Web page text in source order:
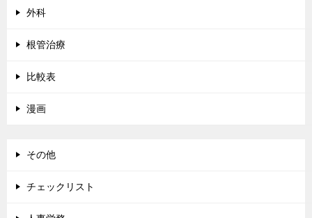
外科
根管治療
比較表
漫画
その他
チェックリスト